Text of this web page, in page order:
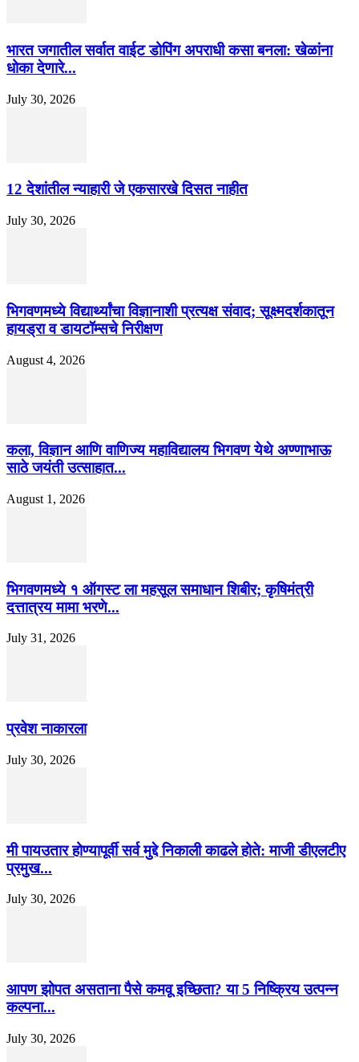
भारत जगातील सर्वात वाईट डोपिंग अपराधी कसा बनला: खेळांना
धोका देणारे...
July 30, 2026
12 देशांतील न्याहारी जे एकसारखे दिसत नाहीत
July 30, 2026
भिगवणमध्ये विद्यार्थ्यांचा विज्ञानाशी प्रत्यक्ष संवाद; सूक्ष्मदर्शकातून
हायड्रा व डायटॉम्सचे निरीक्षण
August 4, 2026
कला, विज्ञान आणि वाणिज्य महाविद्यालय भिगवण येथे अण्णाभाऊ
साठे जयंती उत्साहात...
August 1, 2026
भिगवणमध्ये १ ऑगस्ट ला महसूल समाधान शिबीर; कृषिमंत्री
दत्तात्रय मामा भरणे...
July 31, 2026
प्रवेश नाकारला
July 30, 2026
मी पायउतार होण्यापूर्वी सर्व मुद्दे निकाली काढले होते: माजी डीएलटीए
प्रमुख...
July 30, 2026
आपण झोपत असताना पैसे कमवू इच्छिता? या 5 निष्क्रिय उत्पन्न
कल्पना...
July 30, 2026